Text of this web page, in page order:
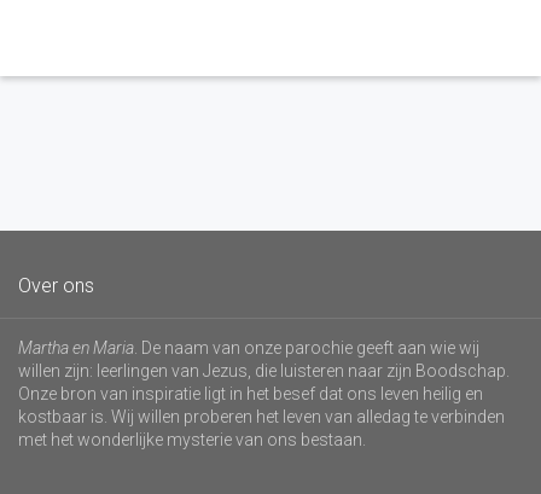
Over ons
Martha en Maria . De naam van onze parochie geeft aan wie wij
willen zijn: leerlingen van Jezus, die luisteren naar zijn Boodschap.
Onze bron van inspiratie ligt in het besef dat ons leven heilig en
kostbaar is. Wij willen proberen het leven van alledag te verbinden
met het wonderlijke mysterie van ons bestaan.